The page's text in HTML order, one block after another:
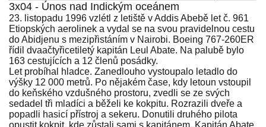
3x04 - Únos nad Indickým oceánem
23. listopadu 1996 vzlétl z letiště v Addis Abebě let č. 961
Etiopských aerolinek a vydal se na svou pravidelnou cestu
do Abidjenu s mezipřistáním v Nairobi. Boeing 767-260ER
řídil dvaačtyřicetiletý kapitán Leul Abate. Na palubě bylo
163 cestujících a 12 členů posádky.
Let probíhal hladce. Zanedlouho vystoupalo letadlo do
výšky 12 000 metrů. Po nějakém čase, kdy letoun vstoupil
do keňského vzdušného prostoru, zvedli se ze svých
sedadel tři mladíci a běželi ke kokpitu. Rozrazili dveře a
popadli hasicí přístroj a sekeru. Donutili druhého pilota